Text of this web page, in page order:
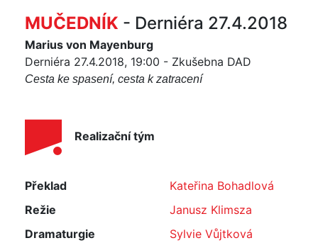
MUČEDNÍK - Derniéra 27.4.2018
Marius von Mayenburg
Derniéra 27.4.2018, 19:00 - Zkušebna DAD
Cesta ke spasení, cesta k zatracení
Realizační tým
Překlad
Kateřina Bohadlová
Režie
Janusz Klimsza
Dramaturgie
Sylvie Vůjtková